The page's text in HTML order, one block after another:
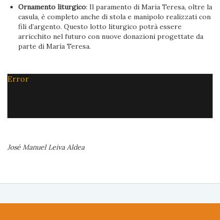
Ornamento liturgico: Il paramento di Maria Teresa, oltre la
casula, è completo anche di stola e manipolo realizzati con
fili d’argento. Questo lotto liturgico potrà essere
arricchito nel futuro con nuove donazioni progettate da
parte di María Teresa.
Error
José Manuel Leiva Aldea